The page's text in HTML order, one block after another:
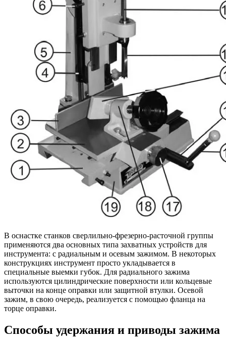
В оснастке станков сверлильно-фрезерно-расточной группы
применяются два основных типа захватных устройств для
инструмента: с радиальным и осевым зажимом. В некоторых
конструкциях инструмент просто укладывается в
специальные выемки губок. Для радиального зажима
используются цилиндрические поверхности или кольцевые
выточки на конце оправки или защитной втулки. Осевой
зажим, в свою очередь, реализуется с помощью фланца на
торце оправки.
Способы удержания и приводы зажима